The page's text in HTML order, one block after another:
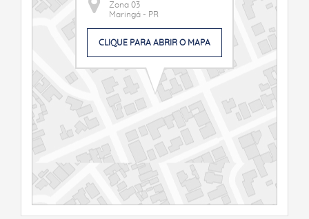
Zona 03
Maringá - PR
CLIQUE PARA ABRIR O MAPA